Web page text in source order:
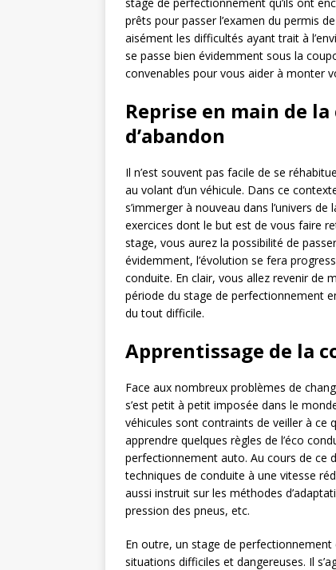
prêts pour passer l’examen du permis
aisément les difficultés ayant trait à
se passe bien évidemment sous la
convenables pour vous aider à monter
Reprise en main de
d’abandon
Il n’est souvent pas facile de se
au volant d’un véhicule. Dans ce
s’immerger à nouveau dans l’univers
exercices dont le but est de vous faire
stage, vous aurez la possibilité de
évidemment, l’évolution se fera
conduite. En clair, vous allez revenir de
période du stage de perfectionnement
du tout difficile.
Apprentissage de la
Face aux nombreux problèmes de
s’est petit à petit imposée dans le
véhicules sont contraints de veiller à ce
apprendre quelques règles de l’éco
perfectionnement auto. Au cours de ce
techniques de conduite à une vitesse
aussi instruit sur les méthodes
pression des pneus, etc.
En outre, un stage de
situations difficiles et dangereuses. Il